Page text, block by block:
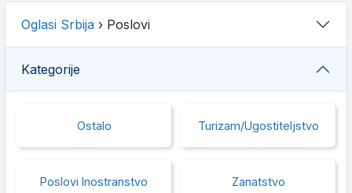
Oglasi Srbija › Poslovi
Kategorije
Ostalo Turizam/Ugostiteljstvo
Poslovi Inostranstvo Zanatstvo